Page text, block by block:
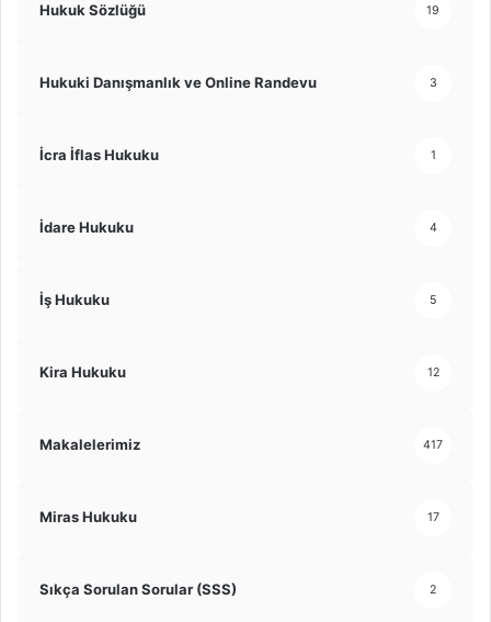
Hukuk Sözlüğü 19
Hukuki Danışmanlık ve Online Randevu 3
İcra İflas Hukuku 1
İdare Hukuku 4
İş Hukuku 5
Kira Hukuku 12
Makalelerimiz 417
Miras Hukuku 17
Sıkça Sorulan Sorular (SSS) 2